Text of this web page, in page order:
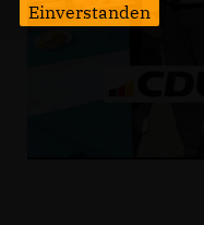
Einverstanden